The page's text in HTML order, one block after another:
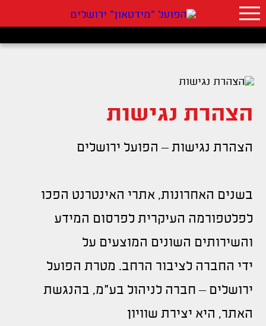
הצהרת נגישות
הצהרת נגישות – הפועל ירושלים
בשנים האחרונות, אתרי האינטרנט הפכו
לפלטפורמה העיקרית לפרסום המידע
והשירותים השונים המוצעים על
ידי החברה לציבור הרחב. מטרת הפועל
ירושלים – חברה לניהול בע"מ, בהנגשת
האתר, היא יצירת שוויון